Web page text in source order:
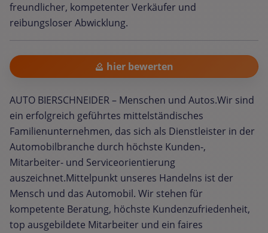
freundlicher, kompetenter Verkäufer und
reibungsloser Abwicklung.
hier bewerten
AUTO BIERSCHNEIDER – Menschen und Autos.Wir sind
ein erfolgreich geführtes mittelständisches
Familienunternehmen, das sich als Dienstleister in der
Automobilbranche durch höchste Kunden-,
Mitarbeiter- und Serviceorientierung
auszeichnet.Mittelpunkt unseres Handelns ist der
Mensch und das Automobil. Wir stehen für
kompetente Beratung, höchste Kundenzufriedenheit,
top ausgebildete Mitarbeiter und ein faires